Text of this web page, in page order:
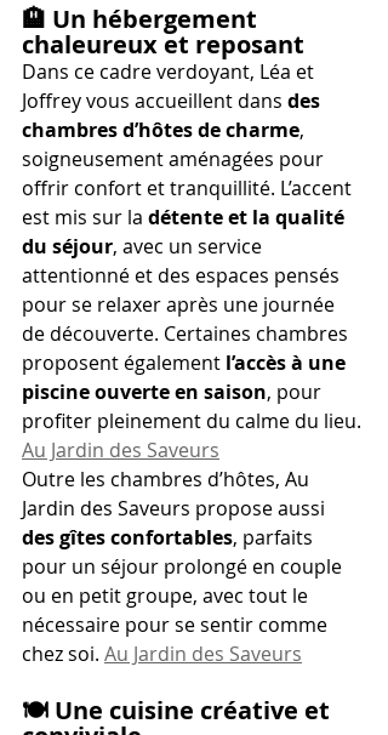
🏨 Un hébergement
chaleureux et reposant
Dans ce cadre verdoyant, Léa et
Joffrey vous accueillent dans des
chambres d’hôtes de charme,
soigneusement aménagées pour
offrir confort et tranquillité. L’accent
est mis sur la détente et la qualité
du séjour, avec un service
attentionné et des espaces pensés
pour se relaxer après une journée
de découverte. Certaines chambres
proposent également l’accès à une
piscine ouverte en saison, pour
profiter pleinement du calme du lieu.
Au Jardin des Saveurs
Outre les chambres d’hôtes, Au
Jardin des Saveurs propose aussi
des gîtes confortables, parfaits
pour un séjour prolongé en couple
ou en petit groupe, avec tout le
nécessaire pour se sentir comme
chez soi. Au Jardin des Saveurs
🍽️ Une cuisine créative et